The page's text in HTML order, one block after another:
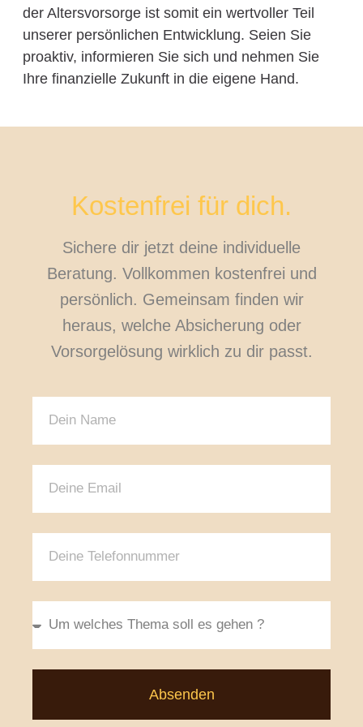
der Altersvorsorge ist somit ein wertvoller Teil
unserer persönlichen Entwicklung. Seien Sie
proaktiv, informieren Sie sich und nehmen Sie
Ihre finanzielle Zukunft in die eigene Hand.
Kostenfrei für dich.
Sichere dir jetzt deine individuelle
Beratung. Vollkommen kostenfrei und
persönlich. Gemeinsam finden wir
heraus, welche Absicherung oder
Vorsorgelösung wirklich zu dir passt.
Absenden